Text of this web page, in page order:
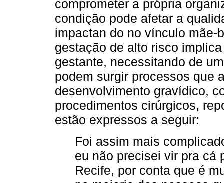
comprometer a própria
condição pode afetar a
impactan do no vínculo
gestação de alto risco
gestante, necessitando de
podem surgir processos que
desenvolvimento gravídico,
procedimentos cirúrgicos,
estão expressos a seguir:
Foi assim mais
eu não precisei vir pra cá
Recife, por conta que é